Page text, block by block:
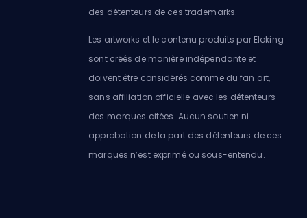
des détenteurs de ces trademarks.
Les artworks et le contenu produits par Eloking
sont créés de manière indépendante et
doivent être considérés comme du fan art,
sans affiliation officielle avec les détenteurs
des marques citées. Aucun soutien ni
approbation de la part des détenteurs de ces
marques n’est exprimé ou sous-entendu.